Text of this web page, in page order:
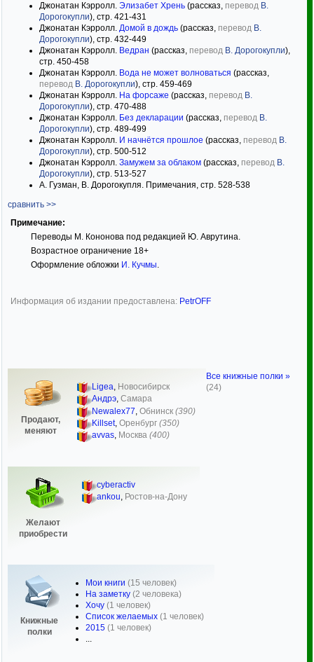
Джонатан Кэрролл. Элизабет Хрень (рассказ, перевод В.
Дорогокупли), стр. 421-431
Джонатан Кэрролл. Домой в дождь (рассказ, перевод В.
Дорогокупли), стр. 432-449
Джонатан Кэрролл. Ведран (рассказ, перевод В. Дорогокупли),
стр. 450-458
Джонатан Кэрролл. Вода не может волноваться (рассказ,
перевод В. Дорогокупли), стр. 459-469
Джонатан Кэрролл. На форсаже (рассказ, перевод В.
Дорогокупли), стр. 470-488
Джонатан Кэрролл. Без декларации (рассказ, перевод В.
Дорогокупли), стр. 489-499
Джонатан Кэрролл. И начнётся прошлое (рассказ, перевод В.
Дорогокупли), стр. 500-512
Джонатан Кэрролл. Замужем за облаком (рассказ, перевод В.
Дорогокупли), стр. 513-527
А. Гузман, В. Дорогокупля. Примечания, стр. 528-538
сравнить >>
Примечание:
Переводы М. Кононова под редакцией Ю. Аврутина.
Возрастное ограничение 18+
Оформление обложки И. Кучмы.
Информация об издании предоставлена: PetrOFF
Продают,
меняют
Ligea, Новосибирск
Андрэ, Самара
Newalex77 Обнинск (390)
Killset, Оренбург (350)
avvas, Москва (400)
Желают
приобрести
cyberactiv
ankou, Ростов-на-Дону
Книжные
полки
Мои книги (15 человек)
На заметку (2 человека)
Хочу (1 человек)
Список желаемых (1 человек)
2015 (1 человек)
...
Все книжные полки »
(24)